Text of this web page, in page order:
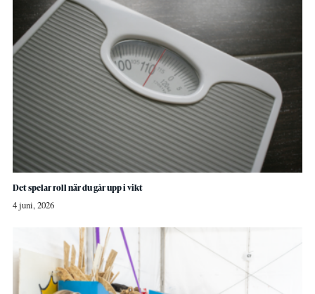
Det spelar roll när du går upp i vikt
4 juni, 2026